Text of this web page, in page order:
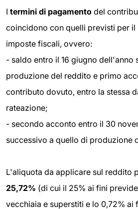
I termini di pagamento del
coincidono con quelli previsti per il
imposte fiscali, ovvero:
- saldo entro il 16 giugno dell'anno
produzione del reddito e primo
contributo dovuto, entro la stessa
rateazione;
- secondo acconto entro il 30
successivo a quello di produzione
L'aliquota da applicare sul reddito
25,72% (di cui il 25% ai fini
vecchiaia e superstiti e lo 0,72% ai